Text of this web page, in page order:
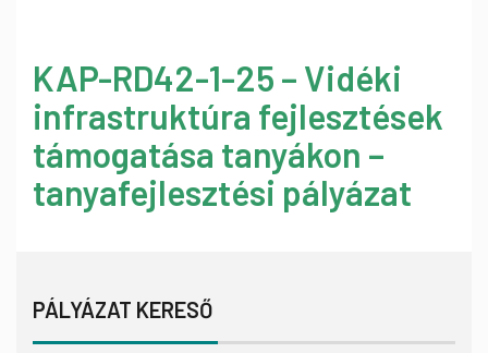
KAP-RD42-1-25 – Vidéki
infrastruktúra fejlesztések
támogatása tanyákon –
tanyafejlesztési pályázat
PÁLYÁZAT KERESŐ